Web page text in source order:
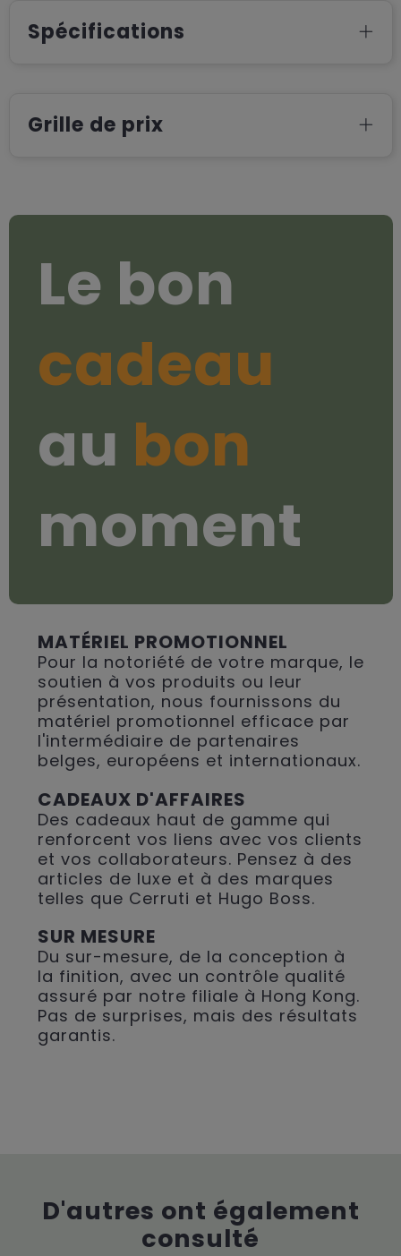
Spécifications
Grille de prix
Le bon
cadeau
au bon
moment
MATÉRIEL PROMOTIONNEL
Pour la notoriété de votre marque, le
soutien à vos produits ou leur
présentation, nous fournissons du
matériel promotionnel efficace par
l'intermédiaire de partenaires
belges, européens et internationaux.
CADEAUX D'AFFAIRES
Des cadeaux haut de gamme qui
renforcent vos liens avec vos clients
et vos collaborateurs. Pensez à des
articles de luxe et à des marques
telles que Cerruti et Hugo Boss.
SUR MESURE
Du sur-mesure, de la conception à
la finition, avec un contrôle qualité
assuré par notre filiale à Hong Kong.
Pas de surprises, mais des résultats
garantis.
D'autres ont également
consulté